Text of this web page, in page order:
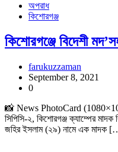
অপরাধ
কিশোরগঞ্জ
কিশোরগঞ্জে বিদেশী
farukuzzaman
September 8, 2021
0
📸 News PhotoCard
সিপিসি-২, কিশোরগঞ্জ ক্যাম্পের
জহির ইসলাম (২৯) নামে এক মাদক